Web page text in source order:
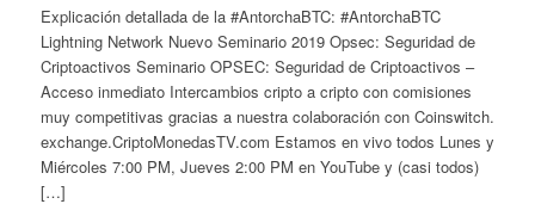
Explicación detallada de la #AntorchaBTC: #AntorchaBTC
Lightning Network Nuevo Seminario 2019 Opsec: Seguridad de
Criptoactivos Seminario OPSEC: Seguridad de Criptoactivos –
Acceso inmediato Intercambios cripto a cripto con comisiones
muy competitivas gracias a nuestra colaboración con Coinswitch.
exchange.CriptoMonedasTV.com Estamos en vivo todos Lunes y
Miércoles 7:00 PM, Jueves 2:00 PM en YouTube y (casi todos)
[…]